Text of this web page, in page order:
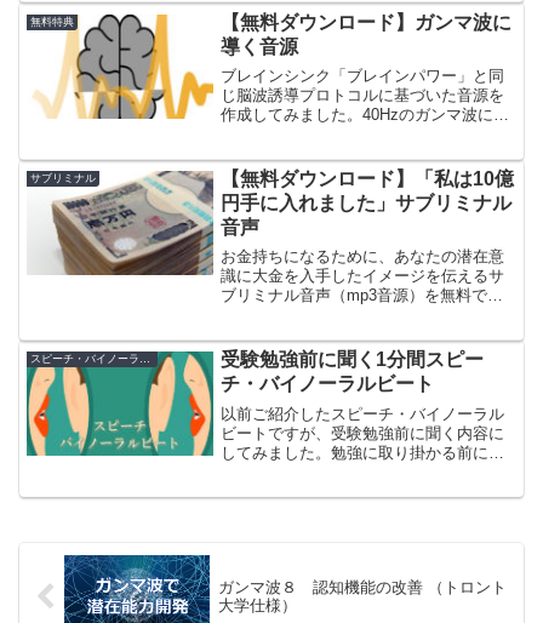
されています。
無料特典
【無料ダウンロード】ガンマ波に
導く音源
ブレインシンク「ブレインパワー」と同
じ脳波誘導プロトコルに基づいた音源を
作成してみました。40Hzのガンマ波に導
サブリミナル
【無料ダウンロード】「私は10億
円手に入れました」サブリミナル
音声
お金持ちになるために、あなたの潜在意
識に大金を入手したイメージを伝えるサ
ブリミナル音声（mp3音源）を無料でダ
スピーチ・バイノーラルビート
受験勉強前に聞く1分間スピー
チ・バイノーラルビート
以前ご紹介したスピーチ・バイノーラル
ビートですが、受験勉強前に聞く内容に
してみました。勉強に取り掛かる前に、
ガンマ波８ 認知機能の改善 （トロント
大学仕様）